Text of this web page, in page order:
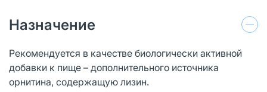
Назначение
Рекомендуется в качестве биологически активной
добавки к пище – дополнительного источника
орнитина, содержащую лизин.